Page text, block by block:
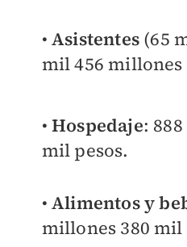
• Asistentes (65
mil 456 millones
• Hospedaje:
mil pesos.
• Alimentos y
millones 380 mil